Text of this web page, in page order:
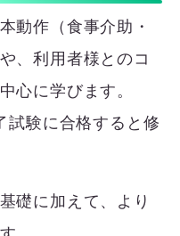
動作（食事介助・
、利用者様とのコ
心に学びます。
試験に合格すると修
礎に加えて、より